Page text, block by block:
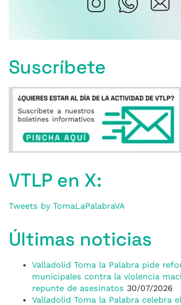
Suscríbete
VTLP en X:
Tweets by TomaLaPalabraVA
Últimas noticias
Valladolid Toma la Palabra pide
municipales contra la violencia
repunte de asesinatos 30/07/2026
Valladolid Toma la Palabra celebra